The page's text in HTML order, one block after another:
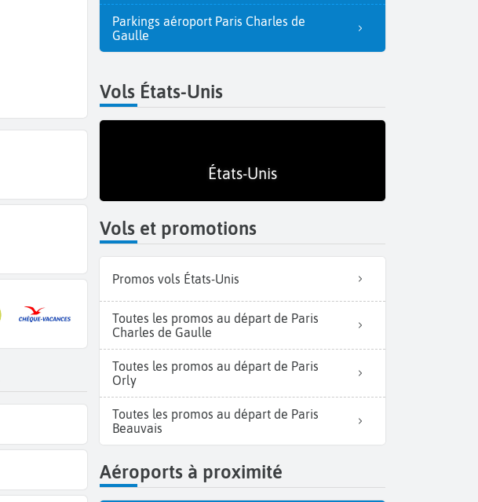
Parkings aéroport Paris Charles de
Gaulle
Vols États-Unis
États-Unis
Vols et promotions
Promos vols États-Unis
Toutes les promos au départ de Paris
Charles de Gaulle
Toutes les promos au départ de Paris
Orly
Toutes les promos au départ de Paris
Beauvais
Aéroports à proximité